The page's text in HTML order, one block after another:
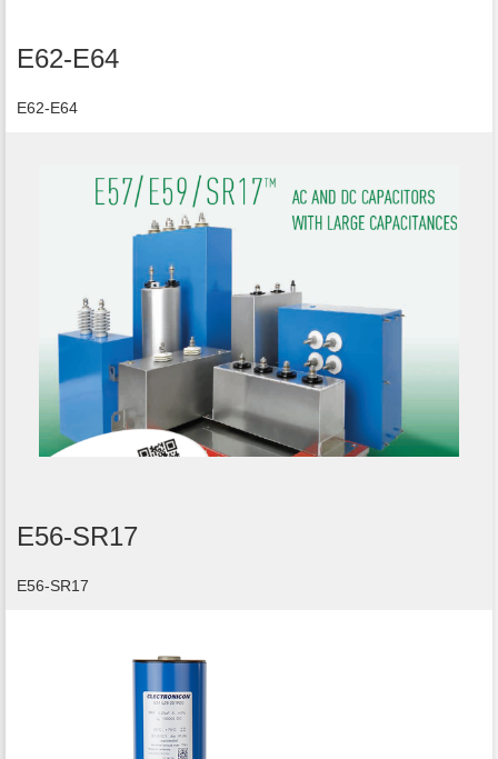
E62-E64
E62-E64
E56-SR17
E56-SR17